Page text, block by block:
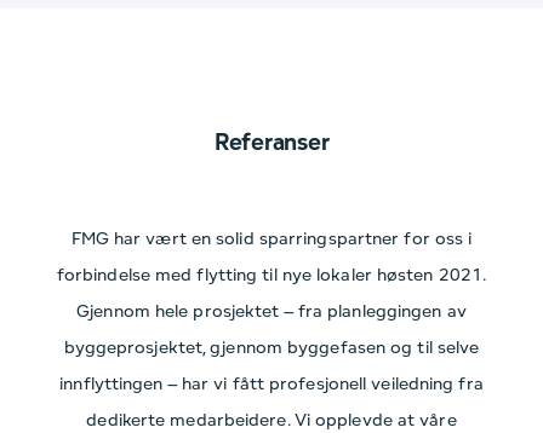
Referanser
FMG har vært en solid sparringspartner for oss i
forbindelse med flytting til nye lokaler høsten 2021.
Gjennom hele prosjektet – fra planleggingen av
byggeprosjektet, gjennom byggefasen og til selve
innflyttingen – har vi fått profesjonell veiledning fra
dedikerte medarbeidere. Vi opplevde at våre